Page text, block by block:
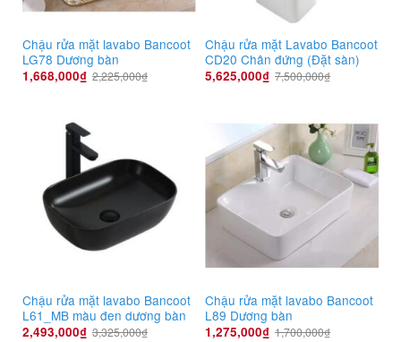
Chậu rửa mặt lavabo Bancoot
LG78 Dương bàn
1,668,000₫ 2,225,000₫
Chậu rửa mặt Lavabo Bancoot
CD20 Chân đứng (Đặt sàn)
5,625,000₫ 7,500,000₫
Chậu rửa mặt lavabo Bancoot
L61_MB màu đen dương bàn
2,493,000₫ 3,325,000₫
Chậu rửa mặt lavabo Bancoot
L89 Dương bàn
1,275,000₫ 1,700,000₫